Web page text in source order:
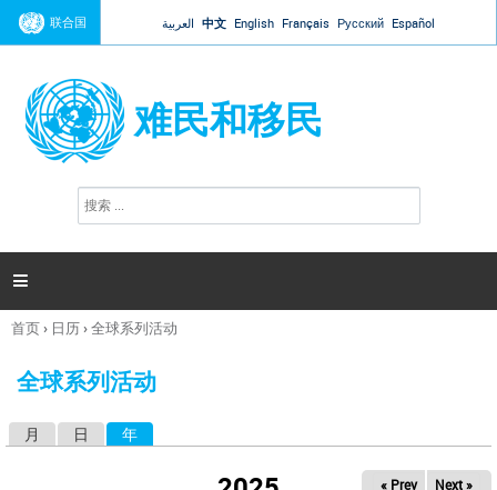
Jump to navigation
联合国 العربية 中文 English Français Русский Español
难民和移民
搜
索

你
这
首页› 日历›全球系列活动
全球系列活动
月 日 年
« Prev Next »